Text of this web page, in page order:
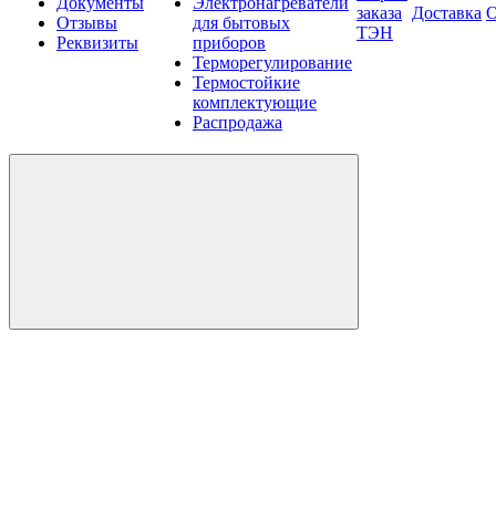
Отзывы
Реквизиты
для бытовых
приборов
Терморегулирование
Термостойкие
комплектующие
Распродажа
заказа
ТЭН
Доставка